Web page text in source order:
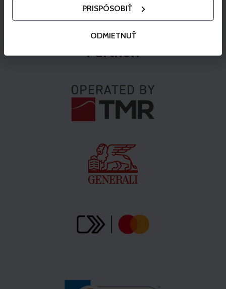
PRISPÔSOBIŤ
ODMIETNUŤ
Partneri